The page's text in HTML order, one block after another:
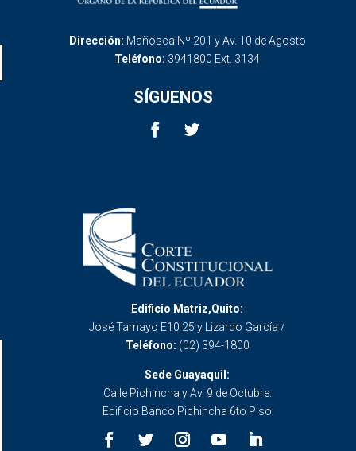
Dirección: Mañosca Nº 201 y Av. 10 de Agosto
Teléfono: 3941800 Ext. 3134
SÍGUENOS
Edificio Matriz,Quito:
José Tamayo E10 25 y Lizardo García /
Teléfono: (02) 394-1800
Sede Guayaquil:
Calle Pichincha y Av. 9 de Octubre.
Edificio Banco Pichincha 6to Piso